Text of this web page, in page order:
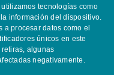
tecnologías como
información del dispositivo.
procesar datos como el
únicos en este
algunas
negativamente.